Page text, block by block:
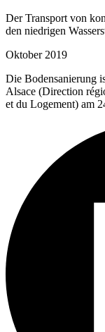
Der Transport von
den niedrigen
Oktober 2019
Die Bodensanierung
Alsace (Direction
et du Logement) am